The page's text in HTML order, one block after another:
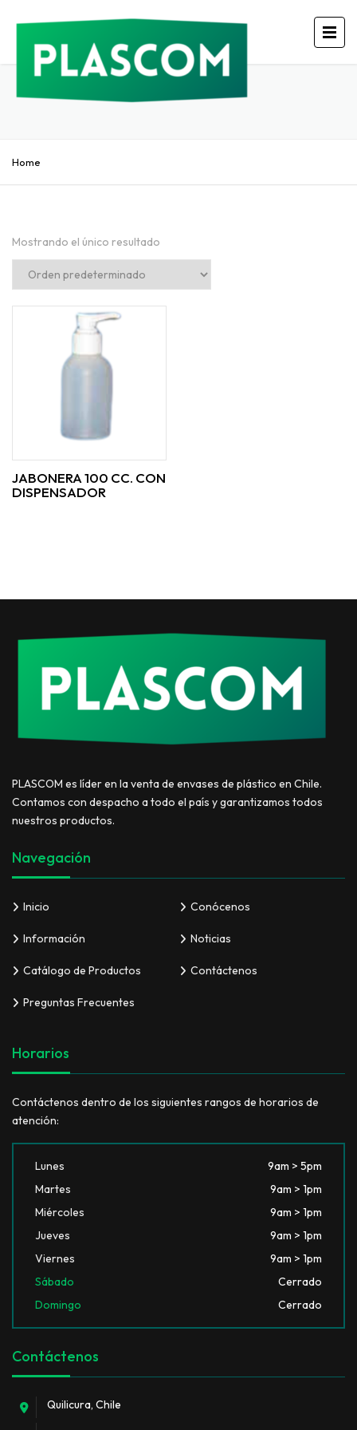
Home
Mostrando el único resultado
JABONERA 100 CC. CON
DISPENSADOR
PLASCOM es líder en la venta de envases de plástico en Chile.
Contamos con despacho a todo el país y garantizamos todos
nuestros productos.
Navegación
Inicio Conócenos
Información Noticias
Catálogo de Productos Contáctenos
Preguntas Frecuentes
Horarios
Contáctenos dentro de los siguientes rangos de horarios de
atención:
Lunes
9am > 5pm
Martes
9am > 1pm
Miércoles
9am > 1pm
Jueves
9am > 1pm
Viernes
9am > 1pm
Sábado
Cerrado
Domingo
Cerrado
Contáctenos
Quilicura, Chile